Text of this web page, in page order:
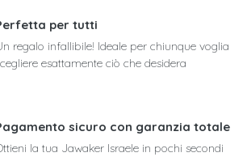
per tutti
regalo infallibile! Ideale per chiunque voglia
esattamente ciò che desidera
sicuro con garanzia totale
la tua Jawaker Israele in pochi secondi